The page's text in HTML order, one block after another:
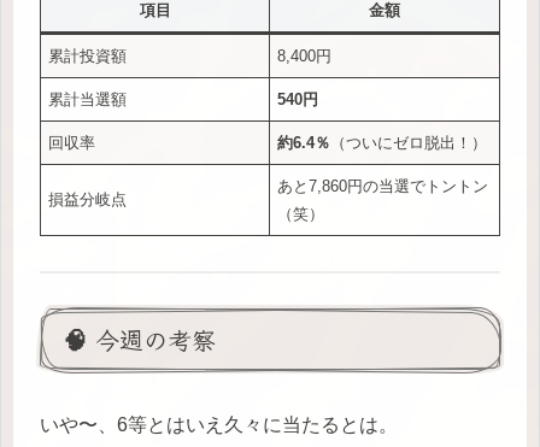
項目 金額
累計投資額 8,400円
累計当選額 540円
回収率 約6.4％ （ついにゼロ脱出！）
損益分岐点
あと7,860円の当選でトントン
（笑）
🧠 今週の考察
いや〜、6等とはいえ久々に当たるとは。